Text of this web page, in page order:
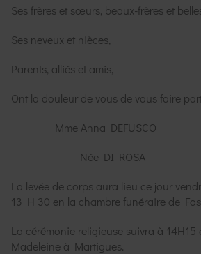
Ses frères et sœurs, beaux-frères et
Ses neveux et nièces,
Parents, alliés et amis,
Ont la douleur de vous de vous faire
Mme Anna DEFUSCO
Née DI ROSA
La levée de corps aura lieu ce jour
13 H 30 en la chambre funéraire de
La cérémonie religieuse suivra à 14H15
Madeleine à Martigues.